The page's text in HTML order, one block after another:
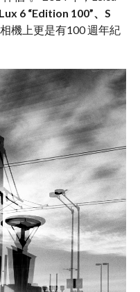
6 “Edition 100”、S
機上更是有100 週年紀